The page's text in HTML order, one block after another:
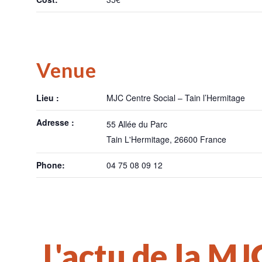
Venue
Lieu : MJC Centre Social – Tain l’Hermitage
Adresse :
55 Allée du Parc
Tain L'Hermitage, 26600 France
Phone: 04 75 08 09 12